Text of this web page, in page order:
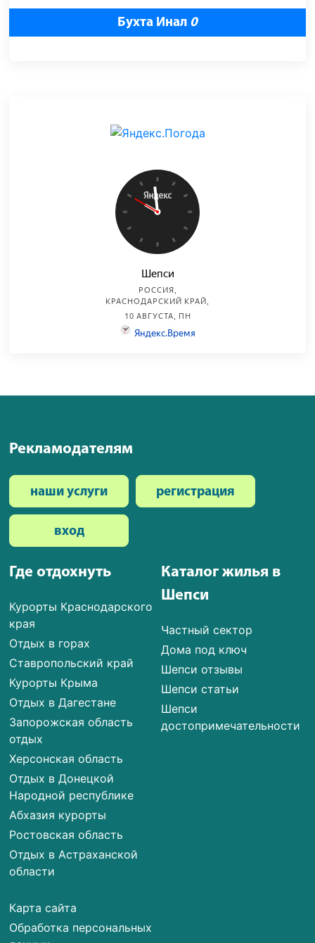
Бухта Инал 0
Где отдохнуть
Курорты Краснодарского
края
Отдых в горах
Ставропольский край
Курорты Крыма
Отдых в Дагестане
Запорожская область
отдых
Херсонская область
Отдых в Донецкой
Народной республике
Абхазия курорты
Ростовская область
Отдых в Астраханской
области
Карта сайта
Обработка персональных
Каталог жилья в
Шепси
Частный сектор
Дома под ключ
Шепси отзывы
Шепси статьи
Шепси
достопримечательности
Рекламодателям
наши услуги регистрация
вход